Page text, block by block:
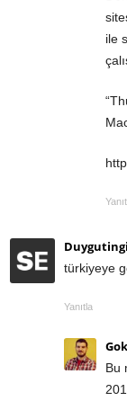
ile
türkiyeye
Yanıtla
Bu